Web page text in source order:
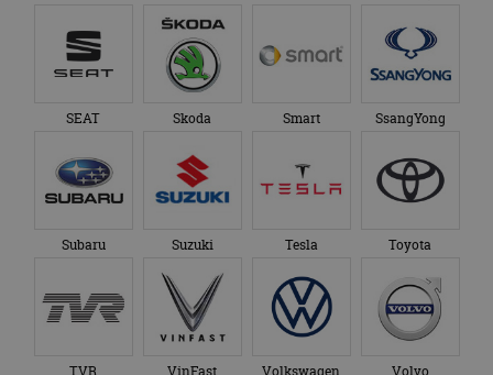
SEAT Skoda Smart SsangYong
Subaru Suzuki Tesla Toyota